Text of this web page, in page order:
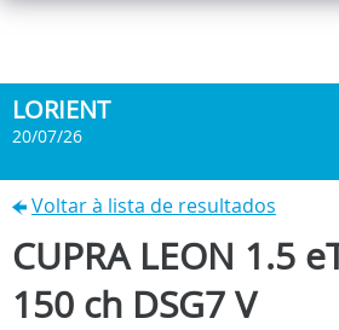
LORIENT
20/07/26
Voltar à lista de resultados
CUPRA LEON 1.5
150 ch DSG7 V